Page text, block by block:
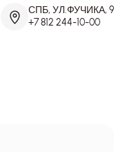
СПБ, УЛ.ФУЧИКА, 9
+7 812 244-10-00